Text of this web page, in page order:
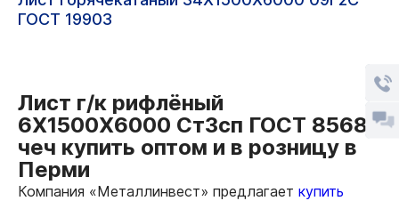
ГОСТ 19903
Лист г/к рифлёный
6Х1500Х6000 Ст3сп ГОСТ 8568
чеч купить оптом и в розницу в
Перми
Компания «Металлинвест» предлагает купить